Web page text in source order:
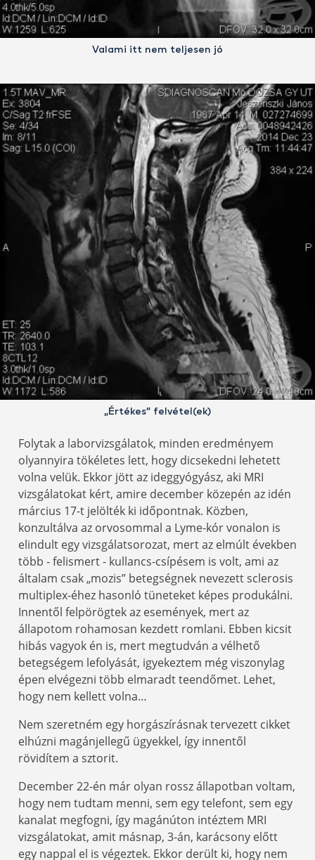
Valami itt nem teljesen jó
„Értékes” felvétel(ek)
Folytak a laborvizsgálatok, minden eredményem
olyannyira tökéletes lett, hogy dicsekedni lehetett
volna velük. Ekkor jött az ideggyógyász, aki MRI
vizsgálatokat kért, amire december közepén az idén
március 17-t jelölték ki időpontnak. Közben,
konzultálva az orvosommal a Lyme-kór vonalon is
elindult egy vizsgálatsorozat, mert az elmúlt években
több - felismert - kullancs-csípésem is volt, ami az
általam csak „mozis” betegségnek nevezett sclerosis
multiplex-éhez hasonló tüneteket képes produkálni.
Innentől felpörögtek az események, mert az
állapotom rohamosan kezdett romlani. Ebben kicsit
hibás vagyok én is, mert megtudván a vélhető
betegségem lefolyását, igyekeztem még viszonylag
épen elvégezni több elmaradt teendőmet. Lehet,
hogy nem kellett volna…
Nem szeretném egy horgászírásnak tervezett cikket
elhúzni magánjellegű ügyekkel, így innentől
rövidítem a sztorit.
December 22-én már olyan rossz állapotban voltam,
hogy nem tudtam menni, sem egy telefont, sem egy
kanalat megfogni, így magánúton intéztem MRI
vizsgálatokat, amit másnap, 3-án, karácsony előtt
egy nappal el is végeztek. Ekkor derült ki, hogy nem